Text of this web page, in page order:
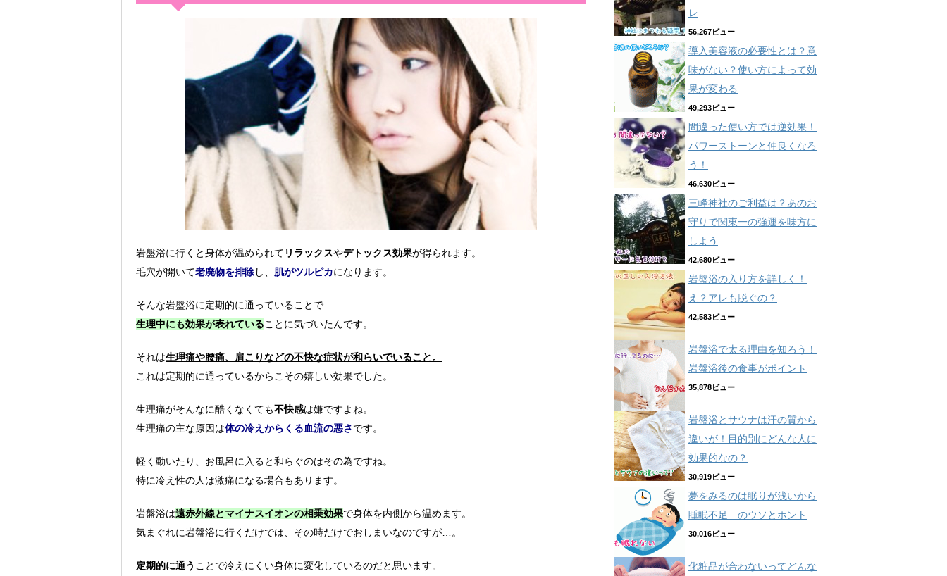
岩盤浴に行くと身体が温められて リラックスやデトックス効果が得られます。
毛穴が開いて老廃物を排除し、 肌がツルピカになります。
そんな岩盤浴に定期的に通っていることで
生理中にも効果が表れていることに気づいたんです。
それは生理痛や腰痛、肩こりなどの不快な症状が和らいでいること。
これは定期的に通っているからこその嬉しい効果でした。
生理痛がそんなに酷くなくても不快感は嫌ですよね。
生理痛の主な原因は体の冷えからくる血流の悪さです。
軽く動いたり、お風呂に入ると和らぐのはその為ですね。
特に冷え性の人は激痛になる場合もあります。
岩盤浴は遠赤外線とマイナスイオンの相乗効果で身体を内側から温めます。
気まぐれに岩盤浴に行くだけでは、その時だけでおしまいなのですが…。
定期的に通う ことで冷えにくい身体に変化しているのだと思います。
レ
56,267ビュー
導入美容液の必要性とは？意
味がない？使い方によって効
果が変わる
49,293ビュー
間違った使い方では逆効果！
パワーストーンと仲良くなろ
う！
46,630ビュー
三峰神社のご利益は？あのお
守りで関東一の強運を味方に
しよう
42,680ビュー
岩盤浴の入り方を詳しく！
え？アレも脱ぐの？
42,583ビュー
岩盤浴で太る理由を知ろう！
岩盤浴後の食事がポイント
35,878ビュー
岩盤浴とサウナは汗の質から
違いが！目的別にどんな人に
効果的なの？
30,919ビュー
夢をみるのは眠りが浅いから
睡眠不足…のウソとホント
30,016ビュー
化粧品が合わないってどんな